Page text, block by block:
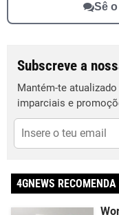
Sê
Subscreve a
Mantém-te
imparciais e
4GNEWS RECOMENDA